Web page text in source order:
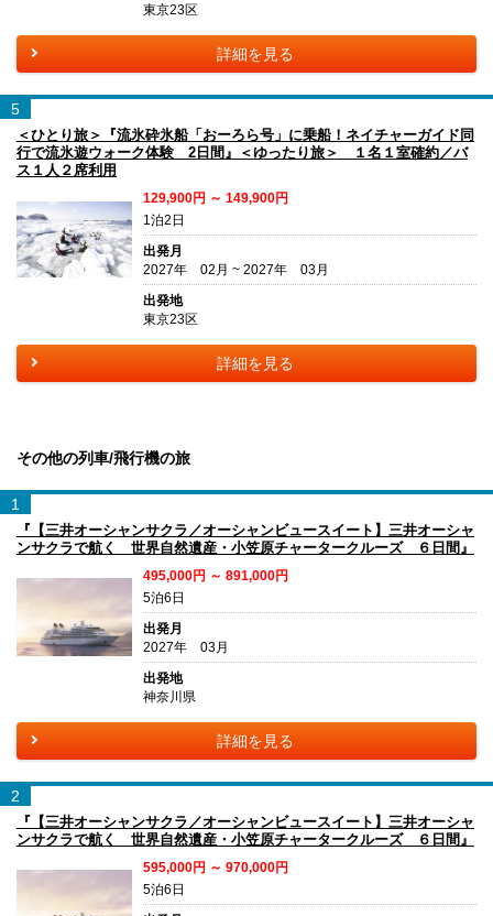
東京23区
詳細を見る
5
＜ひとり旅＞『流氷砕氷船「おーろら号」に乗船！ネイチャーガイド同
行で流氷遊ウォーク体験 2日間』＜ゆったり旅＞ １名１室確約／バ
ス１人２席利用
129,900円 ～ 149,900円
1泊2日
出発月
2027年 02月 ~ 2027年 03月
出発地
東京23区
詳細を見る
その他の列車/飛行機の旅
1
『【三井オーシャンサクラ／オーシャンビュースイート】三井オーシャ
ンサクラで航く 世界自然遺産・小笠原チャータークルーズ ６日間』
495,000円 ～ 891,000円
5泊6日
出発月
2027年 03月
出発地
神奈川県
詳細を見る
2
『【三井オーシャンサクラ／オーシャンビュースイート】三井オーシャ
ンサクラで航く 世界自然遺産・小笠原チャータークルーズ ６日間』
595,000円 ～ 970,000円
5泊6日